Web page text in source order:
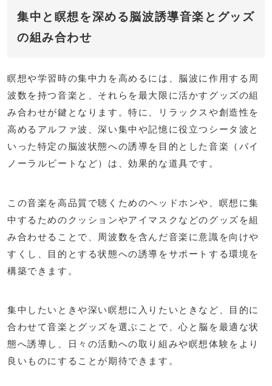
集中と瞑想を深める脳波誘導音楽とグッズ
の組み合わせ
瞑想や学習時の集中力を高めるには、脳波に作用する周
波数を持つ音楽と、それらを最大限に活かすグッズの組
み合わせが鍵となります。特に、リラックスや創造性を
高めるアルファ波、深い集中や記憶に役立つシータ波と
いった特定の脳波状態への誘導を目的とした音楽（バイ
ノーラルビートなど）は、効果的な道具です。
この音楽を高品質で聴くためのヘッドホンや、瞑想に集
中するためのクッションやアイマスクなどのグッズを組
み合わせることで、周波数を含んだ音楽に意識を向けや
すくし、目的とする状態への誘導をサポートする環境を
構築できます。
集中したいときや深い瞑想に入りたいときなど、目的に
合わせて音楽とグッズを選ぶことで、心と脳を最適な状
態へ誘導し、日々の活動への取り組みや瞑想体験をより
良いものにすることが期待できます。